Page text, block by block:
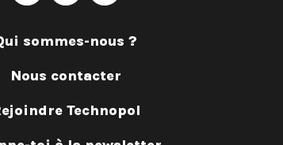
sommes-nous ?
Nous contacter
Technopol